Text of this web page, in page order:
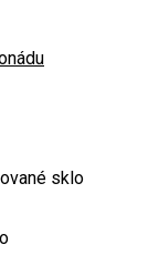
sklo